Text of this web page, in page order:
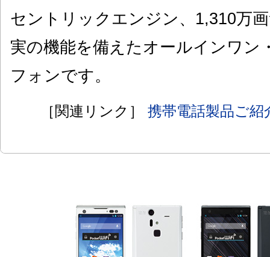
セントリックエンジン、1,310万
実の機能を備えたオールインワン
フォンです。
［関連リンク］ 携帯電話製品ご紹